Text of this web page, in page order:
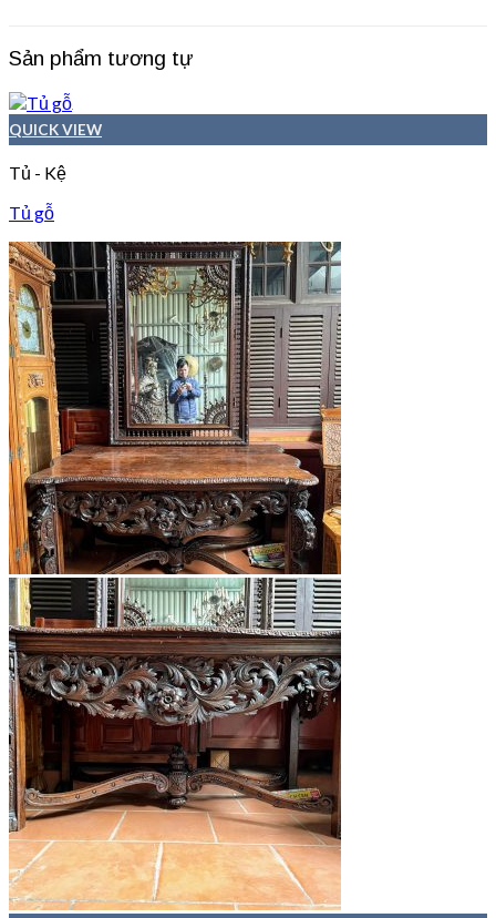
Sản phẩm tương tự
QUICK VIEW
Tủ - Kệ
Tủ gỗ